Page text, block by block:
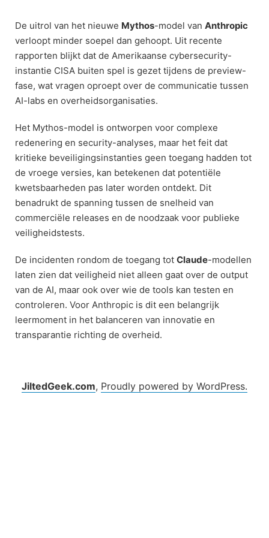
content
De uitrol van het nieuwe Mythos-model van Anthropic
verloopt minder soepel dan gehoopt. Uit recente
rapporten blijkt dat de Amerikaanse cybersecurity-
instantie CISA buiten spel is gezet tijdens de preview-
fase, wat vragen oproept over de communicatie tussen
AI-labs en overheidsorganisaties.
Het Mythos-model is ontworpen voor complexe
redenering en security-analyses, maar het feit dat
kritieke beveiligingsinstanties geen toegang hadden tot
de vroege versies, kan betekenen dat potentiële
kwetsbaarheden pas later worden ontdekt. Dit
benadrukt de spanning tussen de snelheid van
commerciële releases en de noodzaak voor publieke
veiligheidstests.
De incidenten rondom de toegang tot Claude-modellen
laten zien dat veiligheid niet alleen gaat over de output
van de AI, maar ook over wie de tools kan testen en
controleren. Voor Anthropic is dit een belangrijk
leermoment in het balanceren van innovatie en
transparantie richting de overheid.
JiltedGeek.com, Proudly powered by WordPress.